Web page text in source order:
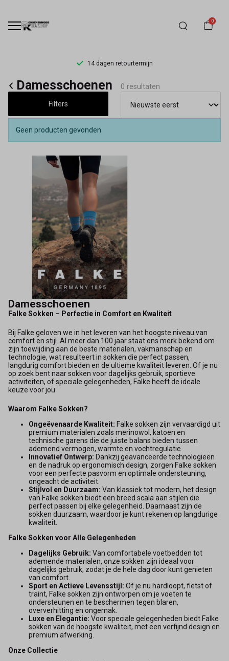
0
14 dagen retourtermijn
Damesschoenen
Schoenmode
Kerkhof
Damesschoenen 0 resultaten
Filters
Geen producten gevonden
Damesschoenen
Falke Sokken – Perfectie in Comfort en Kwaliteit
Bij Falke geloven we in het leveren van het hoogste niveau van
comfort en stijl. Al meer dan 100 jaar staat ons merk bekend om
zijn toewijding aan de beste materialen, vakmanschap en
technologie, wat resulteert in sokken die perfect passen,
langdurig comfort bieden en de ultieme kwaliteit leveren. Of je nu
op zoek bent naar sokken voor dagelijks gebruik, sportieve
activiteiten, of speciale gelegenheden, Falke heeft de ideale
keuze voor jou.
Waarom Falke Sokken?
Ongeëvenaarde Kwaliteit: Falke sokken zijn vervaardigd uit
premium materialen zoals merinowol, katoen en
technische garens die de juiste balans bieden tussen
ademend vermogen, warmte en vochtregulatie.
Innovatief Ontwerp: Dankzij geavanceerde technologieën
en de nadruk op ergonomisch design, zorgen Falke sokken
voor een perfecte pasvorm en optimale ondersteuning,
ongeacht de activiteit.
Stijlvol en Duurzaam: Van klassiek tot modern, het design
van Falke sokken biedt een breed scala aan stijlen die
perfect passen bij elke gelegenheid. Daarnaast zijn de
sokken duurzaam, waardoor je kunt rekenen op langdurige
kwaliteit.
Falke Sokken voor Alle Gelegenheden
Dagelijks Gebruik: Van comfortabele voetbedden tot
ademende materialen, onze sokken zijn ideaal voor
dagelijks gebruik, zodat je de hele dag door kunt genieten
van comfort.
Sport en Actieve Levensstijl: Of je nu hardloopt, fietst of
traint, Falke sokken zijn ontworpen om je voeten te
ondersteunen en te beschermen tegen blaren,
oververhitting en ongemak.
Luxe en Elegantie: Voor speciale gelegenheden biedt Falke
sokken van de hoogste kwaliteit, met een verfijnd design en
premium afwerking.
Onze Collectie